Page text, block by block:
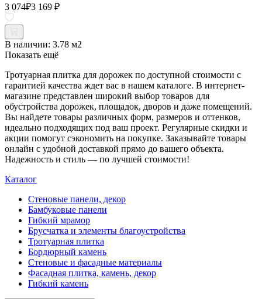
3 074₽3 169 ₽
В наличии: 3.78 м2
Показать ещё
Тротуарная плитка для дорожек по доступной стоимости с
гарантией качества ждет вас в нашем каталоге. В интернет-
магазине представлен широкий выбор товаров для
обустройства дорожек, площадок, дворов и даже помещений.
Вы найдете товары различных форм, размеров и оттенков,
идеально подходящих под ваш проект. Регулярные скидки и
акции помогут сэкономить на покупке. Заказывайте товары
онлайн с удобной доставкой прямо до вашего объекта.
Надежность и стиль — по лучшей стоимости!
Каталог
Стеновые панели, декор
Бамбуковые панели
Гибкий мрамор
Брусчатка и элементы благоустройства
Тротуарная плитка
Бордюрный камень
Стеновые и фасадные материалы
Фасадная плитка, камень, декор
Гибкий камень